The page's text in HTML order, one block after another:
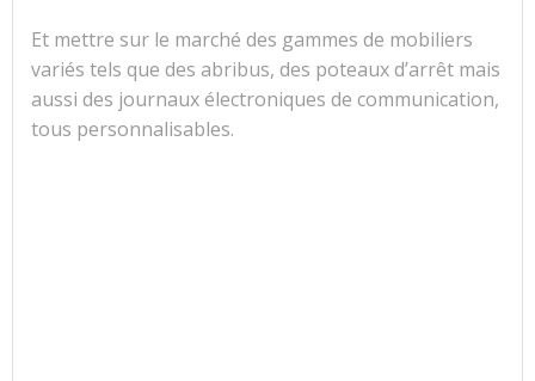
Et mettre sur le marché des gammes de mobiliers
variés tels que des abribus, des poteaux d’arrêt mais
aussi des journaux électroniques de communication,
tous personnalisables.